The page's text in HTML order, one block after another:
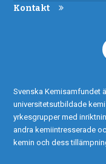
Kontakt
Svenska Kemisamfundet
universitetsutbildade
yrkesgrupper med
andra kemiintresserade
kemin och dess